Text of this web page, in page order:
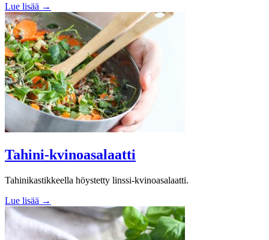
Lue lisää →
Tahini-kvinoasalaatti
Tahinikastikkeella höystetty linssi-kvinoasalaatti.
Lue lisää →